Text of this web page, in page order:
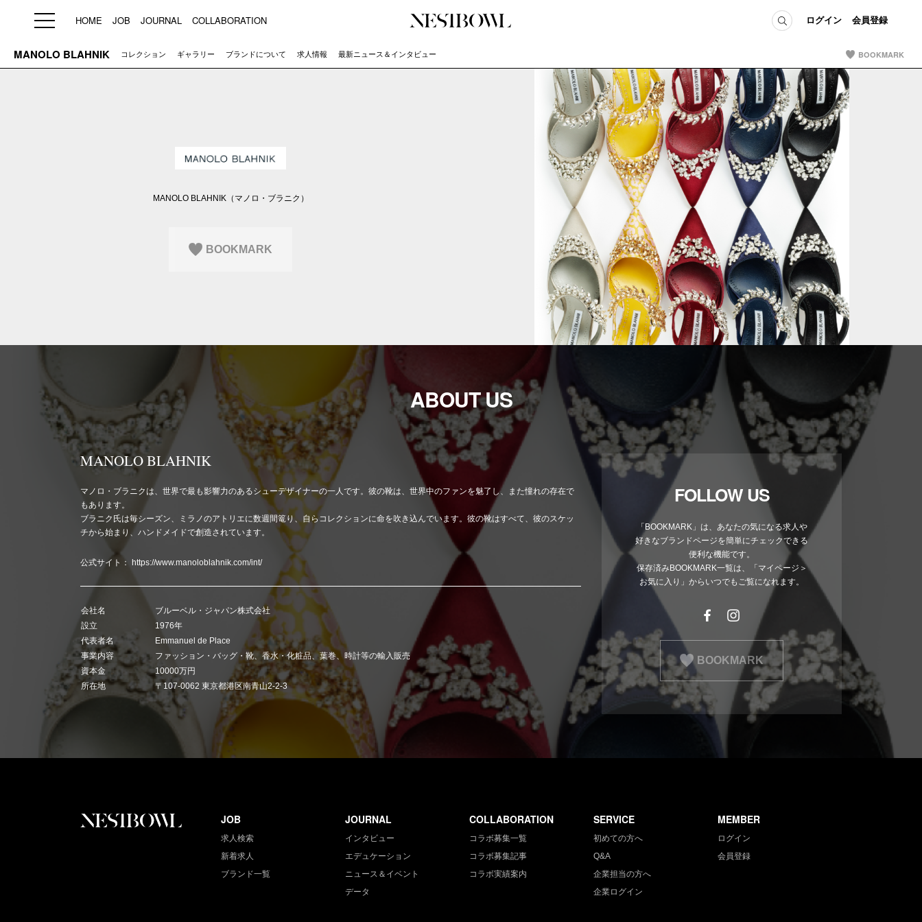
HOME JOB JOURNAL COLLABORATION ログイン 会員登録
SERVICE
初めての方へ
Q&A
企業担当の方へ
企業ログイン
MEMBER
ログイン
会員登録
MANOLO BLAHNIK コレクション ギャラリー ブランドについて 求人情報 最新ニュース＆インタビュー BOOKMARK
MANOLO BLAHNIK（マノロ・ブラニク）
BOOKMARK
ABOUT US
MANOLO BLAHNIK
マノロ・ブラニクは、世界で最も影響力のあるシューデザイナーの一人です。彼の靴は、世界中のファンを魅了し、また憧れの存在で
もあります。
ブラニク氏は毎シーズン、ミラノのアトリエに数週間篭り、自らコレクションに命を吹き込んでいます。彼の靴はすべて、彼のスケッ
チから始まり、ハンドメイドで創造されています。
公式サイト： https://www.manoloblahnik.com/int/
会社名
ブルーベル・ジャパン株式会社
設立
1976年
代表者名
Emmanuel de Place
事業内容
ファッション・バッグ・靴、香水・化粧品、葉巻、時計等の輸入販売
資本金
10000万円
所在地
〒107-0062 東京都港区南青山2‐2‐3
FOLLOW US
「BOOKMARK」は、あなたの気になる求人や
好きなブランドページを簡単にチェックできる
便利な機能です。
保存済みBOOKMARK一覧は、「マイページ＞
お気に入り」からいつでもご覧になれます。
BOOKMARK
JOB
求人検索
新着求人
ブランド一覧
JOURNAL
インタビュー
エデュケーション
ニュース＆イベント
データ
COLLABORATION
コラボ募集一覧
コラボ募集記事
コラボ実績案内
SERVICE
初めての方へ
Q&A
企業担当の方へ
企業ログイン
MEMBER
ログイン
会員登録